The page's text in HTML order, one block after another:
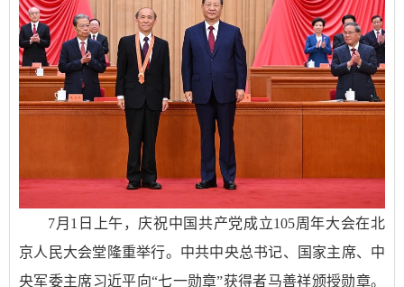
7月1日上午，庆祝中国共产党成立105周年大会在北
京人民大会堂隆重举行。中共中央总书记、国家主席、中
央军委主席习近平向“七一勋章”获得者马善祥颁授勋章。